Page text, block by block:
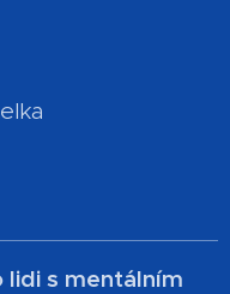
lidi s mentálním